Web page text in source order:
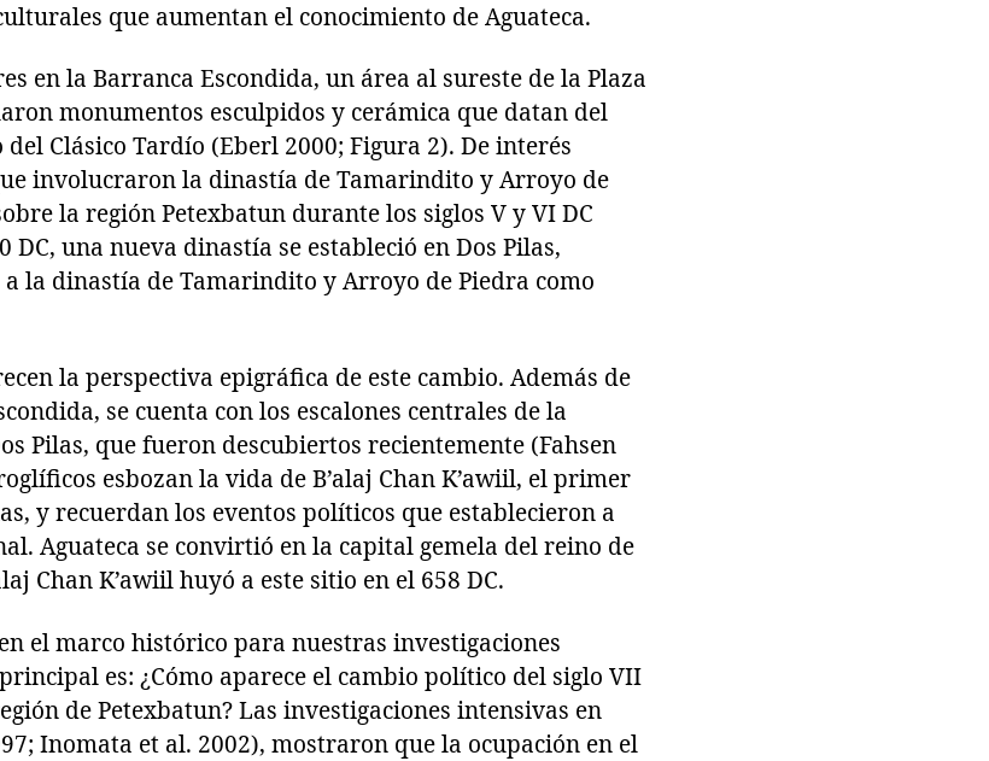
que aumentan el conocimiento de Aguateca.
en la Barranca Escondida, un área al sureste de la Plaza
monumentos esculpidos y cerámica que datan del
Clásico Tardío (Eberl 2000; Figura 2). De interés
involucraron la dinastía de Tamarindito y Arroyo de
la región Petexbatun durante los siglos V y VI DC
una nueva dinastía se estableció en Dos Pilas,
la dinastía de Tamarindito y Arroyo de Piedra como
la perspectiva epigráfica de este cambio. Además de
se cuenta con los escalones centrales de la
Pilas, que fueron descubiertos recientemente (Fahsen
esbozan la vida de B’alaj Chan K’awiil, el primer
y recuerdan los eventos políticos que establecieron a
Aguateca se convirtió en la capital gemela del reino de
Chan K’awiil huyó a este sitio en el 658 DC.
el marco histórico para nuestras investigaciones
es: ¿Cómo aparece el cambio político del siglo VII
de Petexbatun? Las investigaciones intensivas en
Inomata et al. 2002), mostraron que la ocupación en el